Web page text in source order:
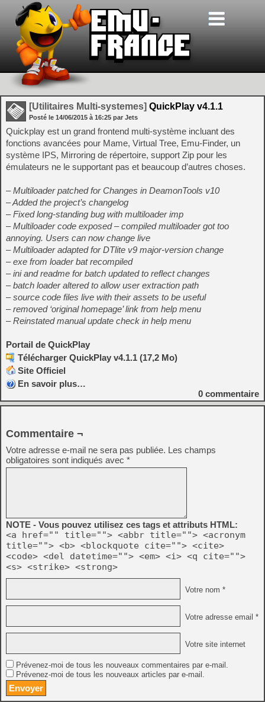
[Utilitaires Multi-systemes] QuickPlay v4.1.1
Posté le 14/06/2015 à 16:25 par Jets
Quickplay est un grand frontend multi-système incluant des
fonctions avancées pour Mame, Virtual Tree, Emu-Finder, un
système IPS, Mirroring de répertoire, support Zip pour les
émulateurs ne le supportant pas et beaucoup d’autres choses.
– Multiloader patched for Changes in DeamonTools v10
– Added the project’s changelog
– Fixed long-standing bug with multiloader imp
– Multiloader code exposed – compiled multiloader got too
annoying. Users can now change live
– Multiloader adapted for DTlite v9 major-version change
– exe from loader bat recompiled
– ini and readme for batch updated to reflect changes
– batch loader altered to allow user extraction path
– source code files live with their assets to be useful
– removed ‘original homepage’ link from help menu
– Reinstated manual update check in help menu
Portail de QuickPlay
Télécharger QuickPlay v4.1.1 (17,2 Mo)
Site Officiel
En savoir plus…
0 commentaire
Commentaire ¬
Votre adresse e-mail ne sera pas publiée. Les champs
obligatoires sont indiqués avec *
NOTE - Vous pouvez utilisez ces tags et attributs HTML:
<a href="" title=""> <abbr title=""> <acronym
title=""> <b> <blockquote cite=""> <cite>
<code> <del datetime=""> <em> <i> <q cite="">
<s> <strike> <strong>
Votre nom *
Votre adresse email *
Votre site internet
Prévenez-moi de tous les nouveaux commentaires par e-mail.
Prévenez-moi de tous les nouveaux articles par e-mail.